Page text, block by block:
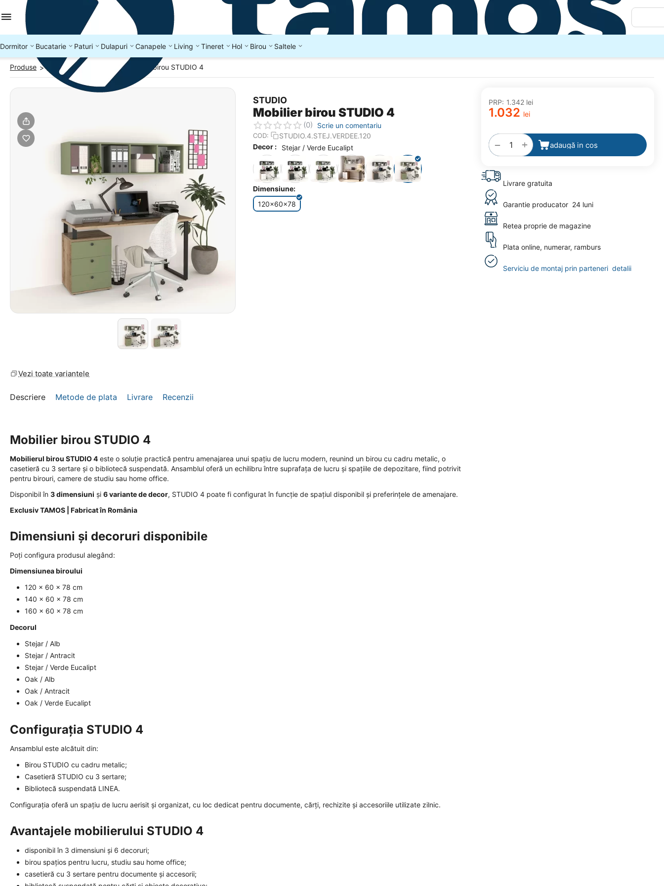
Dormitor Bucatarie Paturi Dulapuri Canapele Living Tineret Hol Birou Saltele
Produse > Birouri cu depozitare > Mobilier birou STUDIO 4
STUDIO
Mobilier birou STUDIO 4
(0) Scrie un comentariu
COD:
STUDIO.4.STEJ.VERDEE.120
Decor :
Stejar / Verde Eucalipt
Dimensiune:
120x60x78
PRP: 1.342 lei
1.032 lei
+
− adaugă in cos
la
favorite
Livrare gratuita
Garantie producator 24 luni
Retea proprie de magazine
Plata online, numerar, ramburs
Serviciu de montaj prin parteneri detalii
Vezi toate variantele
Descriere Metode de plata Livrare Recenzii
Mobilier birou STUDIO 4
Mobilierul birou STUDIO 4 este o soluție practică pentru amenajarea unui spațiu de lucru modern, reunind un birou cu cadru metalic, o
casetieră cu 3 sertare și o bibliotecă suspendată. Ansamblul oferă un echilibru între suprafața de lucru și spațiile de depozitare, fiind potrivit
pentru birouri, camere de studiu sau home office.
Disponibil în 3 dimensiuni și 6 variante de decor, STUDIO 4 poate fi configurat în funcție de spațiul disponibil și preferințele de amenajare.
Exclusiv TAMOS | Fabricat în România
Dimensiuni și decoruri disponibile
Poți configura produsul alegând:
Dimensiunea biroului
120 × 60 × 78 cm
140 × 60 × 78 cm
160 × 60 × 78 cm
Decorul
Stejar / Alb
Stejar / Antracit
Stejar / Verde Eucalipt
Oak / Alb
Oak / Antracit
Oak / Verde Eucalipt
Configurația STUDIO 4
Ansamblul este alcătuit din:
Birou STUDIO cu cadru metalic;
Casetieră STUDIO cu 3 sertare;
Bibliotecă suspendată LINEA.
Configurația oferă un spațiu de lucru aerisit și organizat, cu loc dedicat pentru documente, cărți, rechizite și accesoriile utilizate zilnic.
Avantajele mobilierului STUDIO 4
disponibil în 3 dimensiuni și 6 decoruri;
birou spațios pentru lucru, studiu sau home office;
casetieră cu 3 sertare pentru documente și accesorii;